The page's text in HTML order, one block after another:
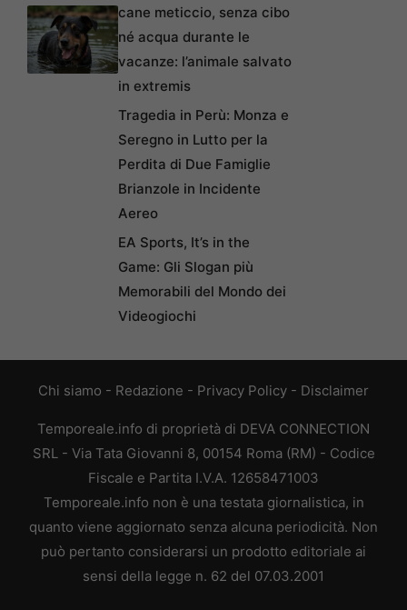
cane meticcio, senza cibo
né acqua durante le
vacanze: l’animale salvato
in extremis
Tragedia in Perù: Monza e
Seregno in Lutto per la
Perdita di Due Famiglie
Brianzole in Incidente
Aereo
EA Sports, It’s in the
Game: Gli Slogan più
Memorabili del Mondo dei
Videogiochi
Chi siamo - Redazione - Privacy Policy - Disclaimer
Temporeale.info di proprietà di DEVA CONNECTION
SRL - Via Tata Giovanni 8, 00154 Roma (RM) - Codice
Fiscale e Partita I.V.A. 12658471003
Temporeale.info non è una testata giornalistica, in
quanto viene aggiornato senza alcuna periodicità. Non
può pertanto considerarsi un prodotto editoriale ai
sensi della legge n. 62 del 07.03.2001